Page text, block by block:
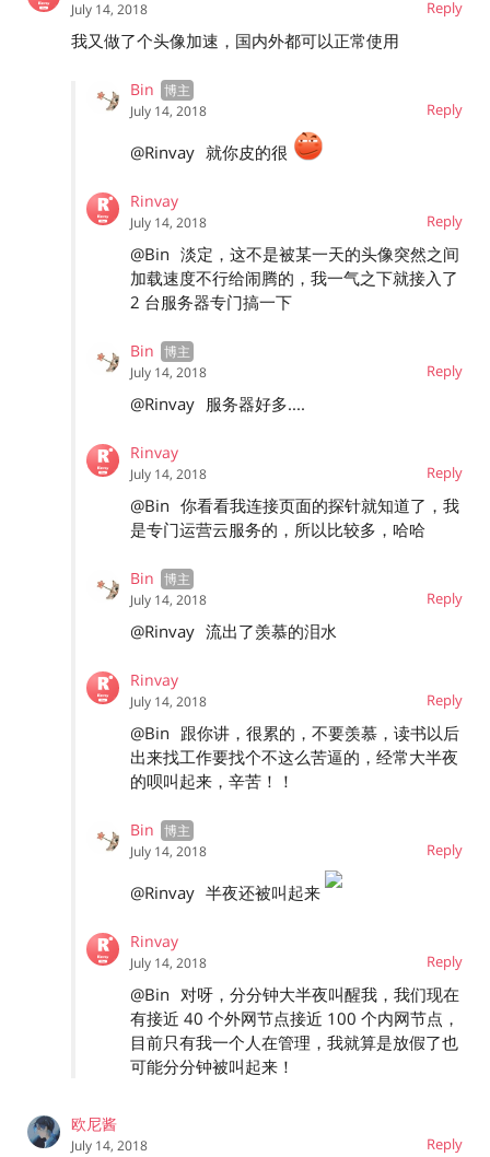
Reply
July 14, 2018
我又做了个头像加速，国内外都可以正常使用
Bin
Reply
July 14, 2018
@Rinvay 就你皮的很
Rinvay
Reply
July 14, 2018
@Bin 淡定，这不是被某一天的头像突然之间
加载速度不行给闹腾的，我一气之下就接入了
2 台服务器专门搞一下
Bin
Reply
July 14, 2018
@Rinvay 服务器好多....
Rinvay
Reply
July 14, 2018
@Bin 你看看我连接页面的探针就知道了，我
是专门运营云服务的，所以比较多，哈哈
Bin
Reply
July 14, 2018
@Rinvay 流出了羡慕的泪水
Rinvay
Reply
July 14, 2018
@Bin 跟你讲，很累的，不要羡慕，读书以后
出来找工作要找个不这么苦逼的，经常大半夜
的呗叫起来，辛苦！！
Bin
Reply
July 14, 2018
@Rinvay 半夜还被叫起来
Rinvay
Reply
July 14, 2018
@Bin 对呀，分分钟大半夜叫醒我，我们现在
有接近 40 个外网节点接近 100 个内网节点，
目前只有我一个人在管理，我就算是放假了也
可能分分钟被叫起来！
欧尼酱
Reply
July 14, 2018